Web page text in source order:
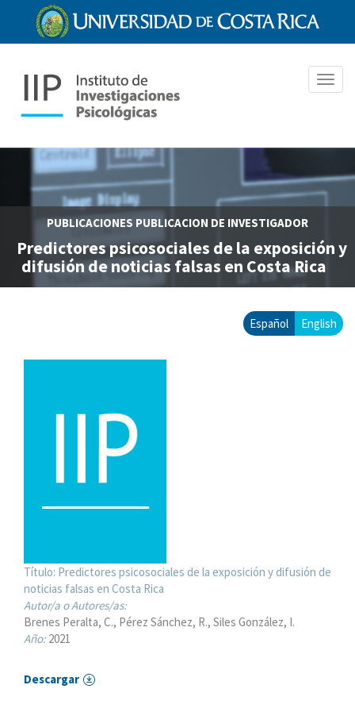
contenido
PUBLICACIONES PUBLICACION DE INVESTIGADOR
Predictores psicosociales de la exposición y
difusión de noticias falsas en Costa Rica
Español English
Título: Predictores psicosociales de la exposición y difusión de
noticias falsas en Costa Rica
Autor/a o Autores/as:
Brenes Peralta, C. Pérez Sánchez, R. Siles González, I.
Año:2021
Descargar